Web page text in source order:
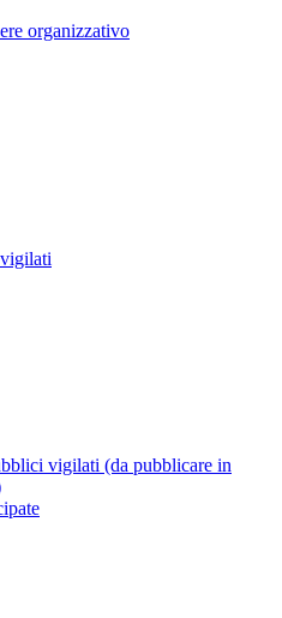
organizzativo
vigilati (da pubblicare in